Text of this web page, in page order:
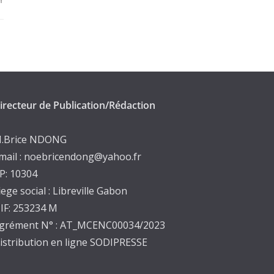
de Publication/Rédaction
NDONG
: noebricendong@yahoo.fr
10304
social : Libreville Gabon
253234 M
N° : AT_MCENC00034/2023
en ligne SODIPRESSE